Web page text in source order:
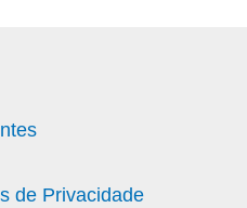
de Privacidade